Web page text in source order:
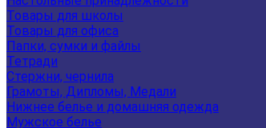
Товары для школы
Товары для офиса
Папки, сумки и файлы
Тетради
Стержни, чернила
Грамоты, Дипломы, Медали
Нижнее белье и домашняя одежда
Мужское белье